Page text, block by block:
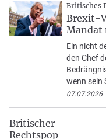
Britisches
Brexit-
Mandat
Ein nicht
den Chef
wenn sein
07.07.2026
Britischer
Rechtspop